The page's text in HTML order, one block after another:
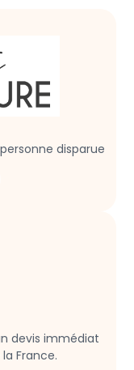
disparue
devis immédiat
France.